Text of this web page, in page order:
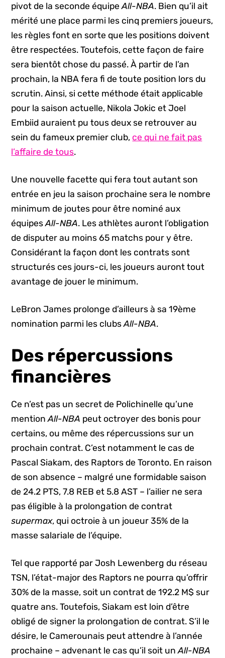
pivot de la seconde équipeAll-NBA. Bien qu’il ait
mérité une place parmi les cinq premiers joueurs,
les règles font en sorte que les positions doivent
être respectées. Toutefois, cette façon de faire
sera bientôt chose du passé. À partir de l’an
prochain, la NBA fera fi de toute position lors du
scrutin. Ainsi, si cette méthode était applicable
pour la saison actuelle, Nikola Jokic et Joel
Embiid auraient pu tous deux se retrouver au
sein du fameux premier club,ce qui ne fait pas
l’affaire de tous.
Une nouvelle facette qui fera tout autant son
entrée en jeu la saison prochaine sera le nombre
minimum de joutes pour être nominé aux
équipesAll-NBA. Les athlètes auront l’obligation
de disputer au moins 65 matchs pour y être.
Considérant la façon dont les contrats sont
structurés ces jours-ci, les joueurs auront tout
avantage de jouer le minimum.
LeBron James prolonge d’ailleurs à sa 19ème
nomination parmi les clubsAll-NBA.
Des répercussions
financières
Ce n’est pas un secret de Polichinelle qu’une
mentionAll-NBA peut octroyer des bonis pour
certains, ou même des répercussions sur un
prochain contrat. C’est notamment le cas de
Pascal Siakam, des Raptors de Toronto. En raison
de son absence – malgré une formidable saison
de 24.2 PTS, 7.8 REB et 5.8 AST – l’ailier ne sera
pas éligible à la prolongation de contrat
supermax, qui octroie à un joueur 35% de la
masse salariale de l’équipe.
Tel que rapporté par Josh Lewenberg du réseau
TSN, l’état-major des Raptors ne pourra qu’offrir
30% de la masse, soit un contrat de 192.2 M$ sur
quatre ans. Toutefois, Siakam est loin d’être
obligé de signer la prolongation de contrat. S’il le
désire, le Camerounais peut attendre à l’année
prochaine – advenant le cas qu’il soit unAll-NBA